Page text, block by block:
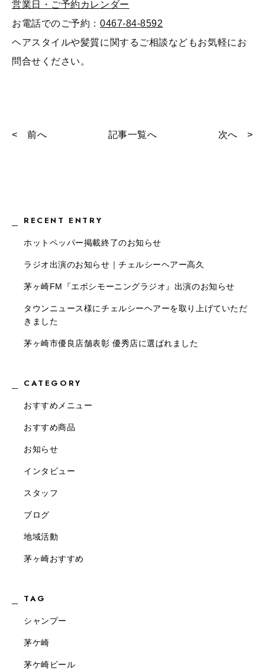
営業日・ご予約カレンダー
お電話でのご予約： 0467-84-8592
ヘアスタイルや髪質に関するご相談などもお気軽にお
問合せください。
< 前へ 記事一覧へ 次へ >
RECENT ENTRY
ホットペッパー掲載終了のお知らせ
ラジオ出演のお知らせ｜チェルシーヘアー高久
茅ヶ崎FM『エボシモーニングラジオ』出演のお知らせ
タウンニュース様にチェルシーヘアーを取り上げていただ
きました
茅ヶ崎市優良店舗表彰 優秀店に選ばれました
CATEGORY
おすすめメニュー
おすすめ商品
お知らせ
インタビュー
スタッフ
ブログ
地域活動
茅ヶ崎おすすめ
TAG
シャンプー
茅ケ崎
茅ケ崎ビール